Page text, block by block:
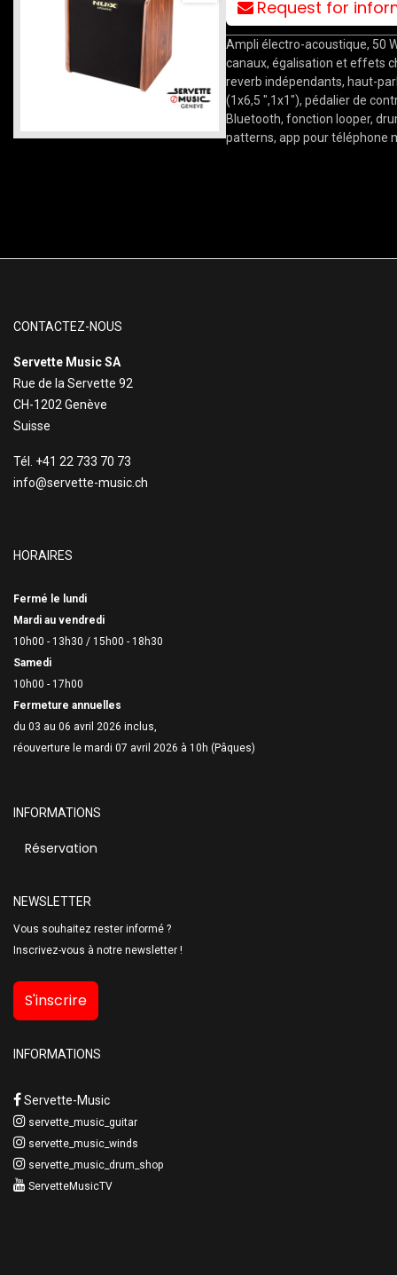
Request for
Ampli électro-acoustique, 50
canaux, égalisation et effets
reverb indépendants, haut-
(1x6,5 ",1x1"), pédalier de
Bluetooth, fonction looper,
patterns, app pour téléphone
CONTACTEZ-NOUS
Servette Music SA
Rue de la Servette 92
CH-1202 Genève
Suisse
Tél. +41 22 733 70 73
info@servette-music.ch
HORAIRES
Fermé le lundi
Mardi au vendredi
10h00 - 13h30 / 15h00 - 18h30
Samedi
10h00 - 17h00
Fermeture annuelles
du 03 au 06 avril 2026 inclus,
réouverture le mardi 07 avril 2026 à 10h (Pâques)
INFORMATIONS
Réservation
NEWSLETTER
Vous souhaitez rester informé ?
Inscrivez-vous à notre newsletter !
S'inscrire
INFORMATIONS
Servette-Music
servette_music_guitar
servette_music_winds
servette_music_drum_shop
ServetteMusicTV